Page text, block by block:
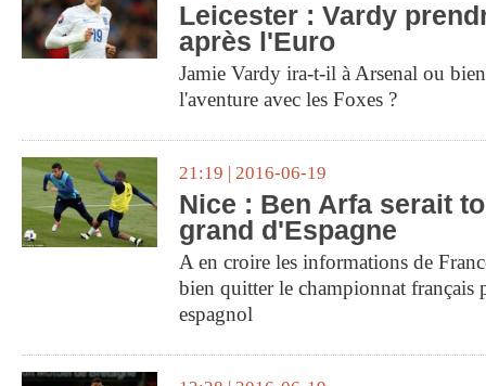
Leicester : Vardy
après l'Euro
Jamie Vardy ira-t-il à Arsenal ou
l'aventure avec les Foxes ?
21:19 | 2016-06-19
Nice : Ben Arfa serait
grand d'Espagne
A en croire les informations de
bien quitter le championnat français
espagnol